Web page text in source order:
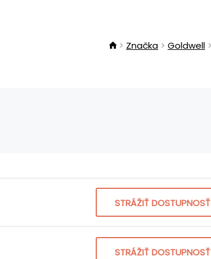
Značka Goldwell
STRÁŽIŤ DOSTUPNOSŤ
STRÁŽIŤ DOSTUPNOSŤ